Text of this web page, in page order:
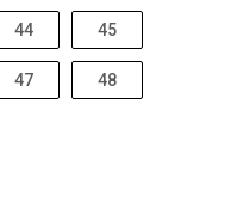
44 45
47 48